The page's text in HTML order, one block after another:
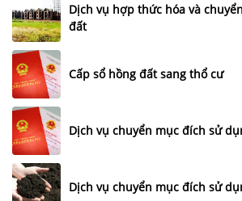
Dịch vụ hợp thức hóa và
đất
Cấp sổ hồng đất sang thổ cư
Dịch vụ chuyển mục đích sử
Dịch vụ chuyển mục đích sử